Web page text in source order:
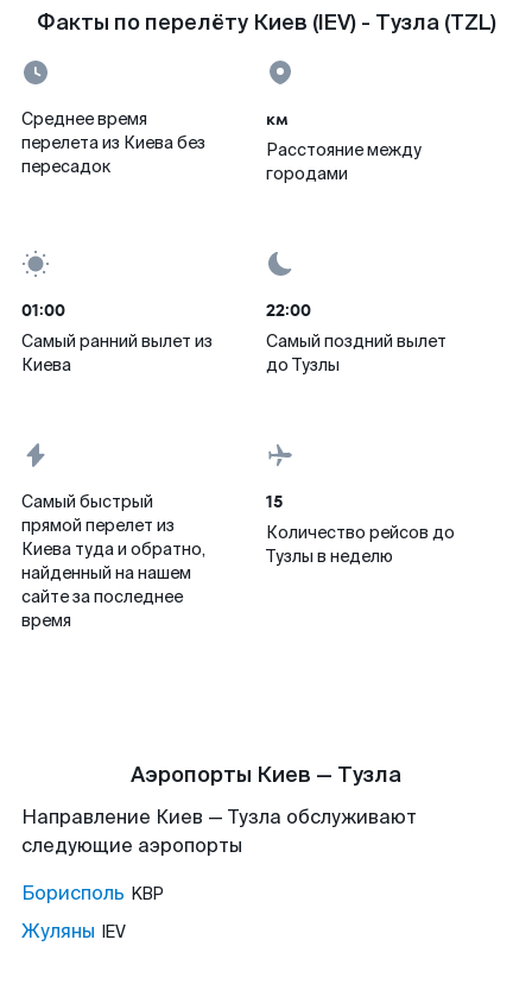
Факты по перелёту Киев (IEV) - Тузла (TZL)
Среднее время
перелета из Киева без
пересадок
км
Расстояние между
городами
01:00
Самый ранний вылет из
Киева
22:00
Самый поздний вылет
до Тузлы
Самый быстрый
прямой перелет из
Киева туда и обратно,
найденный на нашем
сайте за последнее
время
15
Количество рейсов до
Тузлы в неделю
Аэропорты Киев — Тузла
Направление Киев — Тузла обслуживают
следующие аэропорты
Борисполь KBP
Жуляны IEV